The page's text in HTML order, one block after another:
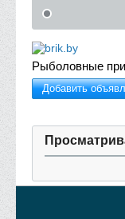
Рыболовные
Добавить